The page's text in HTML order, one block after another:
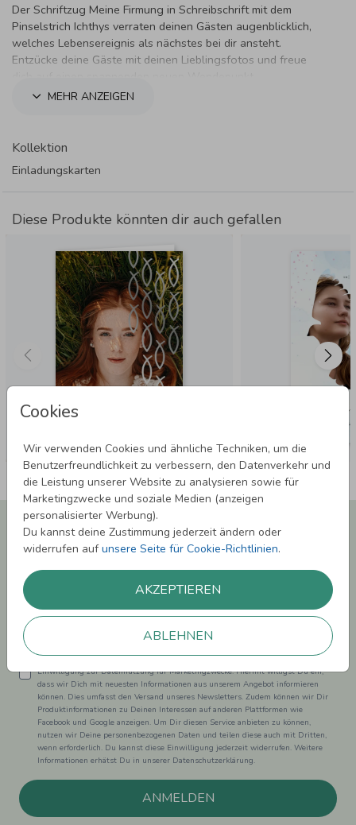
Cookies
Wir verwenden Cookies und ähnliche Techniken, um die
Benutzerfreundlichkeit zu verbessern, den Datenverkehr und
die Leistung unserer Website zu analysieren sowie für
Marketingzwecke und soziale Medien (anzeigen
personalisierter Werbung).
Du kannst deine Zustimmung jederzeit ändern oder
widerrufen aufunsere Seite für Cookie-Richtlinien.
AKZEPTIEREN
ABLEHNEN
Der Schriftzug Meine Firmung in Schreibschrift mit dem
Pinselstrich Ichthys verraten deinen Gästen augenblicklich,
welches Lebensereignis als nächstes bei dir ansteht.
Entzücke deine Gäste mit deinen Lieblingsfotos und freue
MEHR ANZEIGEN
Kollektion
Einladungskarten
Diese Produkte könnten dir auch gefallen
Newsletter abonnieren und 5,00 € Rabatt**
sichern!
Laufenden.
Einwilligung zur Datennutzung für Marketingzwecke: Hiermit willigst Du ein,
dass wir Dich mit neuesten Informationen aus unserem Angebot informieren
können. Dies umfasst den Versand unseres Newsletters. Zudem können wir Dir
Produktinformationen zu Deinen Interessen auf anderen Plattformen wie
Facebook und Google anzeigen. Um Dir diesen Service anbieten zu können,
nutzen wir Deine personenbezogenen Daten und teilen diese auch mit Dritten,
wenn erforderlich. Du kannst diese Einwilligung jederzeit widerrufen. Weitere
Informationen erhätst Du in unserer Datenschutzerklärung.
ANMELDEN